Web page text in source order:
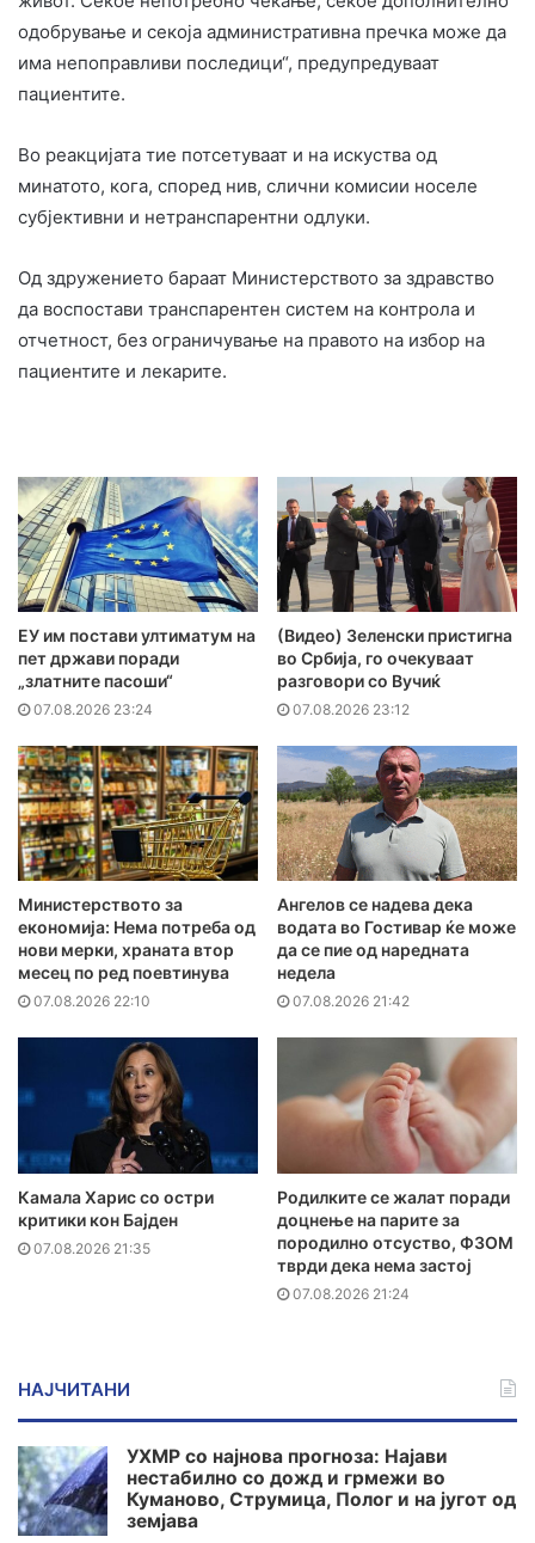
одобрување и секоја административна пречка може да
има непоправливи последици“, предупредуваат
пациентите.
Во реакцијата тие потсетуваат и на искуства од
минатото, кога, според нив, слични комисии носеле
субјективни и нетранспарентни одлуки.
Од здружението бараат Министерството за здравство
да воспостави транспарентен систем на контрола и
отчетност, без ограничување на правото на избор на
пациентите и лекарите.
ЕУ им постави ултиматум на
пет држави поради
„златните пасоши“
07.08.2026 23:24
(Видео) Зеленски пристигна
во Србија, го очекуваат
разговори со Вучиќ
07.08.2026 23:12
Министерството за
економија: Нема потреба од
нови мерки, храната втор
месец по ред поевтинува
07.08.2026 22:10
Ангелов се надева дека
водата во Гостивар ќе може
да се пие од наредната
недела
07.08.2026 21:42
Камала Харис со остри
критики кон Бајден
07.08.2026 21:35
Родилките се жалат поради
доцнење на парите за
породилно отсуство, ФЗОМ
тврди дека нема застој
07.08.2026 21:24
НАЈЧИТАНИ
УХМР со најнова прогноза: Најави
нестабилно со дожд и грмежи во
Куманово, Струмица, Полог и на југот од
земјава